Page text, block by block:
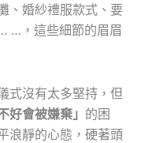
、婚紗禮服款式、要
…，這些細節的眉眉
式沒有太多堅持，但
好會被嫌棄」 的困
浪靜的心態，硬著頭